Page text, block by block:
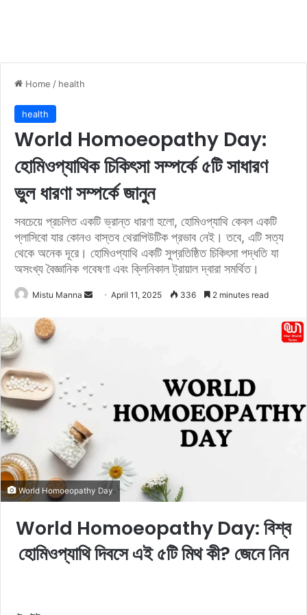
Home / health
health
World Homoeopathy Day:
হোমিওপ্যাথিক চিকিৎসা সম্পর্কে ৫টি সাধারণ
ভুল ধারণা সম্পর্কে জানুন
সবচেয়ে প্রচলিত একটি ভ্রান্ত ধারণা হলো, হোমিওপ্যাথি কেবল একটি
প্লাসিবো যার কোনও বাস্তব থেরাপিউটিক প্রভাব নেই। তবে, এটি সত্য
থেকে অনেক দূরে। হোমিওপ্যাথি একটি সুপ্রতিষ্ঠিত চিকিৎসা পদ্ধতি যা
অসংখ্য বৈজ্ঞানিক গবেষণা এবং ক্লিনিকাল ট্রায়াল দ্বারা সমর্থিত।
Mistu Manna
e
April 11, 2025 336 2 minutes read
World Homoeopathy Day
World Homoeopathy Day: বিশ্ব
হোমিওপ্যাথি দিবসে এই ৫টি মিথ কী? জেনে নিন